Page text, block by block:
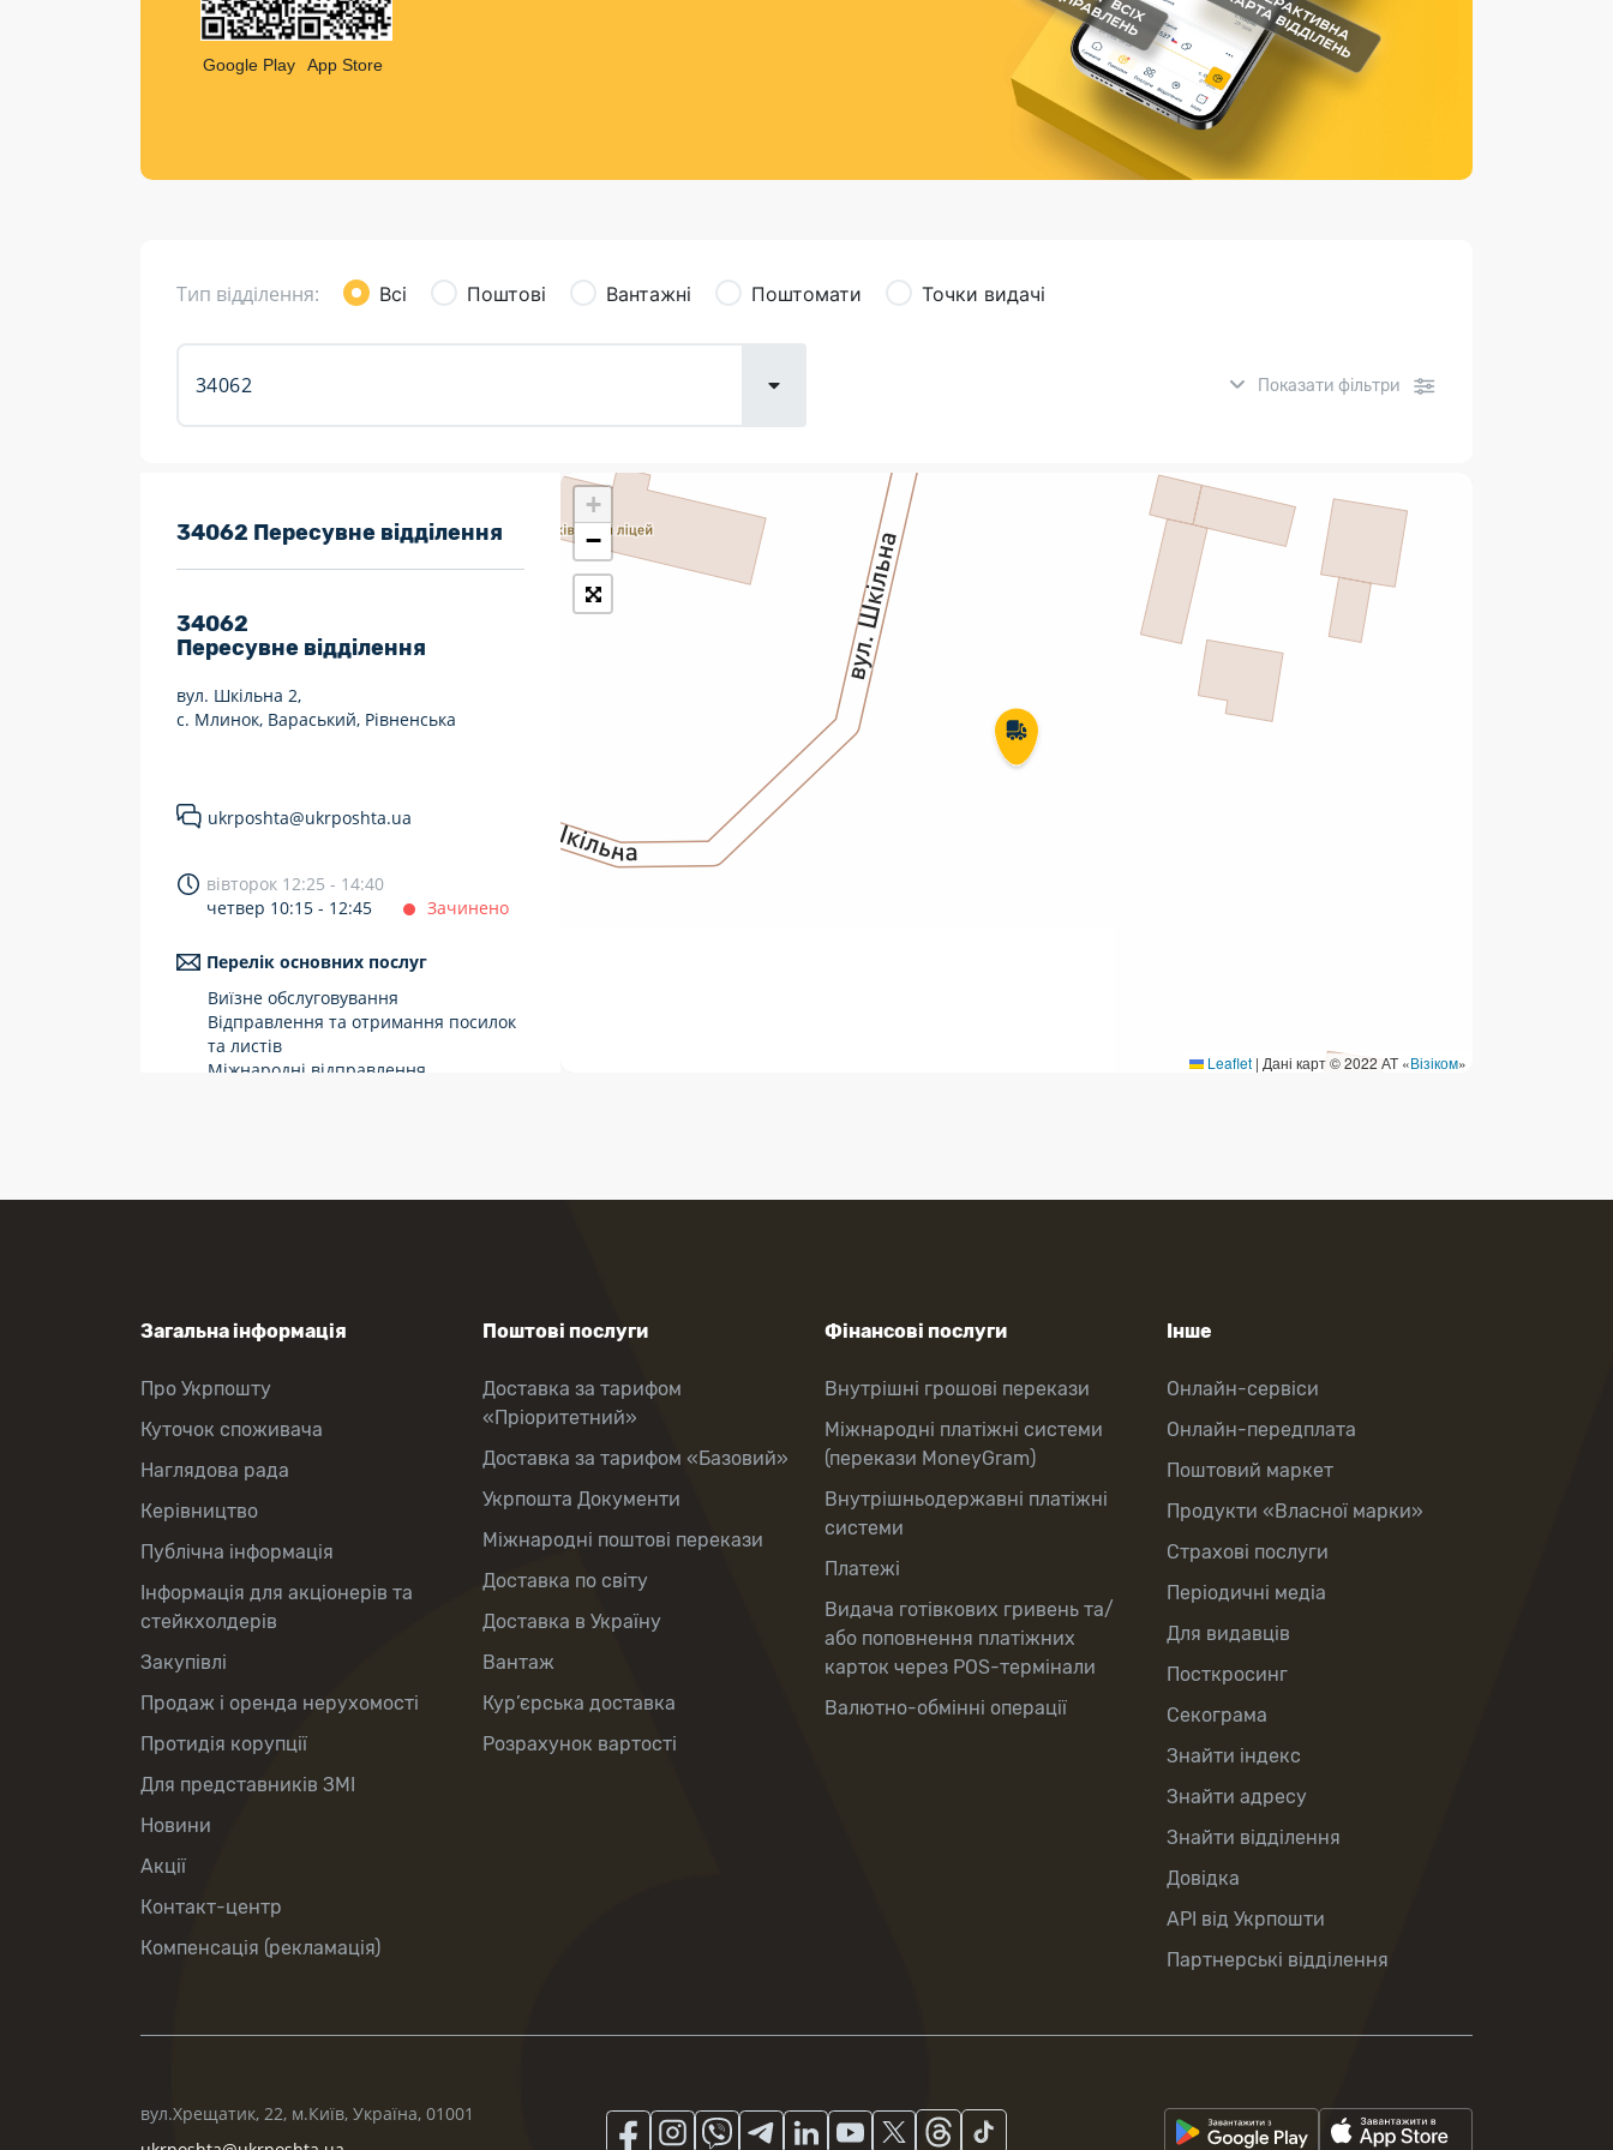
Листи та листівки
Кур’єрська доставка
Страхові послуги
Каталог «Укрпошта Маркет»
Google Play App Store
Тип відділення: Всі Поштові Вантажні Поштомати Точки видачі
Показати фільтри
7 днів на тиждень
Працюють після 19:00
Працюють у вихідні
Поштові послуги:
Укрпошта Експрес/тариф
Укрпошта Стандарт/тариф «Базовий»
Доставка за межі України
Прийом вантажів
Фінансові послуги:
Термінові перекази
Перекази
Комунальні та інші платежі
34062 Пересувне відділення
34062
Пересувне відділення
вул. Шкільна 2,
с. Млинок, Вараський, Рівненська
ukrposhta@ukrposhta.ua
вівторок 12:25 - 14:40
четвер 10:15 - 12:45
Зачинено
Перелік основних послуг
Виїзне обслуговування
Відправлення та отримання посилок
та листів
Міжнародні відправлення
+
−
Leaflet | Дані карт © 2022 АТ «Візіком»
Загальна інформація
Про Укрпошту
Куточок споживача
Наглядова рада
Керівництво
Публічна інформація
Інформація для акціонерів та
стейкхолдерів
Закупівлі
Продаж і оренда нерухомості
Протидія корупції
Для представників ЗМІ
Новини
Акції
Контакт-центр
Компенсація (рекламація)
Поштові послуги
Доставка за тарифом
«Пріоритетний»
Доставка за тарифом «Базовий»
Укрпошта Документи
Міжнародні поштові перекази
Доставка по світу
Доставка в Україну
Вантаж
Кур’єрська доставка
Розрахунок вартості
Фінансові послуги
Внутрішні грошові перекази
Міжнародні платіжні системи
(перекази MoneyGram)
Внутрішньодержавні платіжні
системи
Платежі
Видача готівкових гривень та/
або поповнення платіжних
карток через POS-термінали
Валютно-обмінні операції
Інше
Онлайн-сервіси
Онлайн-передплата
Поштовий маркет
Продукти «Власної марки»
Страхові послуги
Періодичні медіа
Для видавців
Посткросинг
Секограма
Знайти індекс
Знайти адресу
Знайти відділення
Довідка
API від Укрпошти
Партнерські відділення
вул.Хрещатик, 22, м.Київ, Україна, 01001